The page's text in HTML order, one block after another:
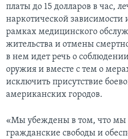
платы до 15 долларов в час,
наркотической зависимости
рамках медицинского
жительства и отмены
в нем идет речь о
оружия и вместе с тем о
исключить присутствие
американских городов.
«Мы убеждены в том, что
гражданские свободы и